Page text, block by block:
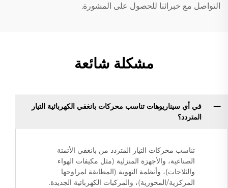
التواصل مع خبرائنا للحصول على المشورة.
مشكلة شائعة
في أي سيناريوهات تناسب محركات بانغفي الكهربائية التيار
المتردد؟
تناسب محركات التيار المتردد من بانغفي الأتمتة
الصناعية، والأجهزة المنزلية (مثل مكيفات الهواء
والثلاجات)، وأنظمة التهوية (المطابقة لمراوحها
المركزية/المحورية)، والمركبات الكهربائية الجديدة.